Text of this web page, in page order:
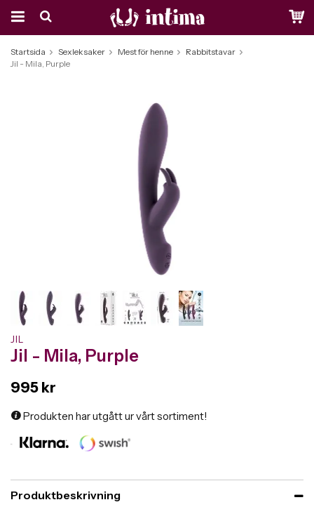
Startsida Sexleksaker Mest för henne
Rabbitstavar
Jil - Mila, Purple
JIL
Jil - Mila, Purple
995 kr
Produkten har utgått ur vårt sortiment!
Produktbeskrivning